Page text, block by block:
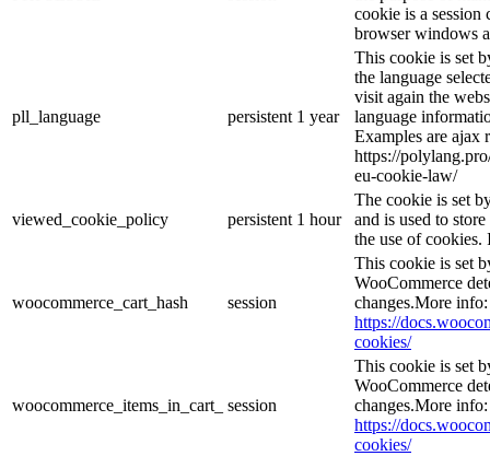
cookie is a session
browser windows
pll_language persistent 1 year
This cookie is set
the language
visit again the
language
Examples are ajax
https://
eu-cookie-law/
viewed_cookie_policy persistent 1 hour
The cookie is set
and is used to
the use of cookies.
woocommerce_cart_hash session
This cookie is set
WooCommerce
changes.More info:
https://
cookies/
woocommerce_items_in_cart_ session
This cookie is set
WooCommerce
changes.More info:
https://
cookies/